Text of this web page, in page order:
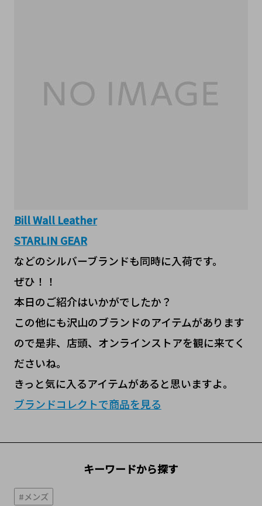
Bill Wall Leather
STARLIN GEAR
などのシルバーブランドも同時に入荷です。
ぜひ！！
本日のご紹介はいかがでしたか？
この他にも沢山のブランドのアイテムがあります
ので是非、店頭、オンラインストアを観に来てく
ださいね。
きっと気に入るアイテムがあると思いますよ。
ブランドコレクトで商品を見る
キーワードから探す
#メンズ